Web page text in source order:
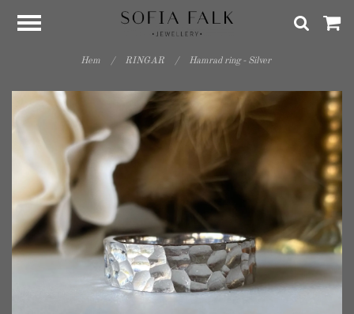
Hem / RINGAR / Hamrad ring - Silver